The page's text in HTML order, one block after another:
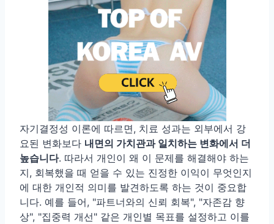
자기결정성 이론에 따르면, 치료 성과는 외부에서 강
요된 변화보다 내면의 가치관과 일치하는 변화에서 더
높습니다. 따라서 개인이 왜 이 문제를 해결해야 하는
지, 회복했을 때 얻을 수 있는 진정한 이익이 무엇인지
에 대한 개인적 의미를 발견하도록 하는 것이 중요합
니다. 예를 들어, "파트너와의 신뢰 회복", "자존감 향
상", "집중력 개선" 같은 개인별 목표를 설정하고 이를